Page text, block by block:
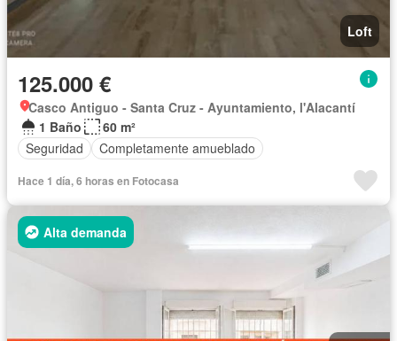
Loft
125.000 €
Casco Antiguo - Santa Cruz - Ayuntamiento, l'Alacantí
1 Baño
60 m²
Seguridad
Completamente amueblado
Hace 1 día, 6 horas en Fotocasa
Alta demanda